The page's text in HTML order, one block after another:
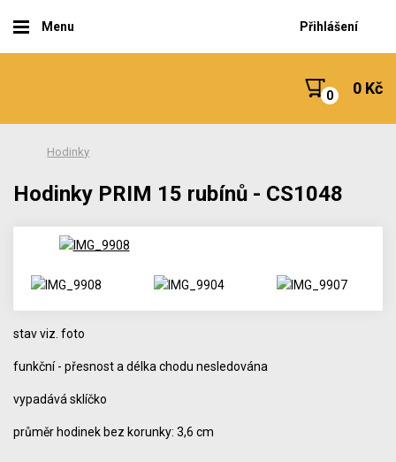
Menu Přihlášení
0 Kč
Hodinky
Hodinky PRIM 15 rubínů - CS1048
stav viz. foto
funkční - přesnost a délka chodu nesledována
vypadává sklíčko
průměr hodinek bez korunky: 3,6 cm